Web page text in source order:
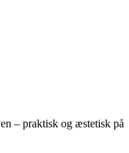
– praktisk og æstetisk på